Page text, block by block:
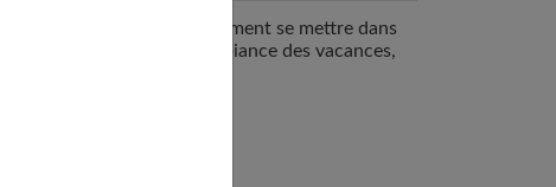
Comment se mettre dans
l’ambiance des vacances,